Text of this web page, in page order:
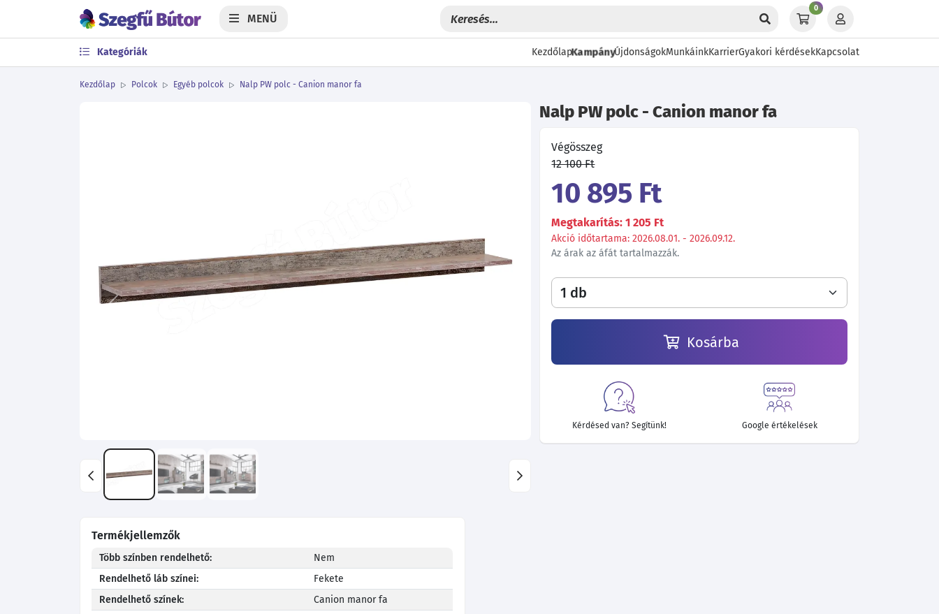
MENÜ
0
Kategóriák KezdőlapKampányÚjdonságokMunkáinkKarrierGyakori kérdésekKapcsolat
Kezdőlap Polcok Egyéb polcok Nalp PW polc - Canion manor fa
Nalp PW polc - Canion manor fa
Végösszeg
12 100 Ft
10 895 Ft
Megtakarítás: 1 205 Ft
Akció időtartama: 2026.08.01. - 2026.09.12.
Az árak az áfát tartalmazzák.
Kosárba
Kérdésed van? Segítünk! Google értékelések
Termékjellemzők
Több színben rendelhető:
Nem
Rendelhető láb színei:
Fekete
Rendelhető színek:
Canion manor fa